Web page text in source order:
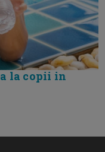
la copii in